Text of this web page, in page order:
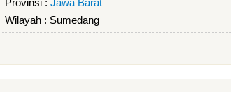
Provinsi : Jawa Barat
Wilayah : Sumedang